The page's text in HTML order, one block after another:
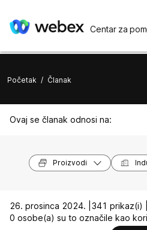
Centar za
Početak / Članak
Ovaj se članak odnosi na:
Proizvodi
26. prosinca 2024. | 341 prikaz(i) |
0 osobe(a) su to označile kao